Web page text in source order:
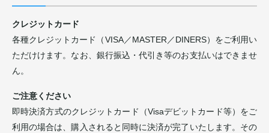
クレジットカード
各種クレジットカード（VISA／MASTER／DINERS）をご利用い
ただけけます。なお、銀行振込・代引き等のお支払いはできませ
ん。
ご注意ください
即時決済方式のクレジットカード（Visaデビットカード等）をご
利用の場合は、購入されると同時に決済が完了いたします。その